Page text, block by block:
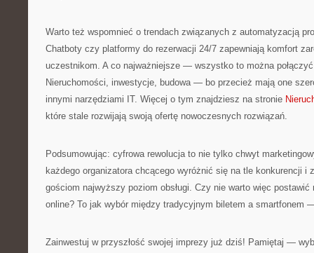
Warto też wspomnieć o trendach związanych z automatyzacją
Chatboty czy platformy do rezerwacji 24/7 zapewniają komfort
uczestnikom. A co najważniejsze — wszystko to można
Nieruchomości, inwestycje, budowa — bo przecież mają one
innymi narzędziami IT. Więcej o tym znajdziesz na stronie
które stale rozwijają swoją ofertę nowoczesnych rozwiązań.
Podsumowując: cyfrowa rewolucja to nie tylko chwyt
każdego organizatora chcącego wyróżnić się na tle konkurencji i
gościom najwyższy poziom obsługi. Czy nie warto więc
online? To jak wybór między tradycyjnym biletem a smartfonem
Zainwestuj w przyszłość swojej imprezy już dziś! Pamiętaj —